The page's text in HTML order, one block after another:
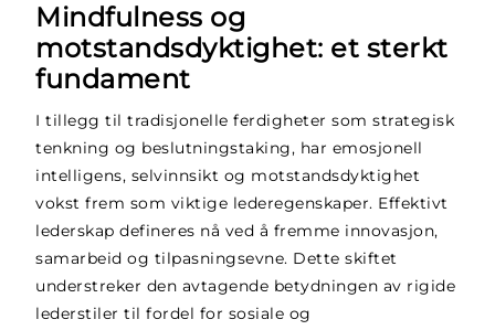
Mindfulness og
motstandsdyktighet: et sterkt
fundament
I tillegg til tradisjonelle ferdigheter som strategisk
tenkning og beslutningstaking, har emosjonell
intelligens, selvinnsikt og motstandsdyktighet
vokst frem som viktige lederegenskaper. Effektivt
lederskap defineres nå ved å fremme innovasjon,
samarbeid og tilpasningsevne. Dette skiftet
understreker den avtagende betydningen av rigide
lederstiler til fordel for sosiale og